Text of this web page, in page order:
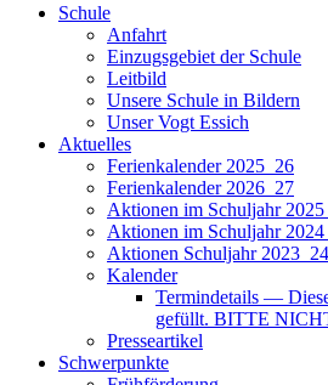
Schule
Anfahrt
Einzugsgebiet der Schule
Leitbild
Unsere Schule in Bildern
Unser Vogt Essich
Aktuelles
Ferienkalender 2025_26
Ferienkalender 2026_27
Aktionen im Schuljahr
Aktionen im Schuljahr
Aktionen Schuljahr 2023_24
Kalender
Termindetails —
gefüllt. BITTE
Presseartikel
Schwerpunkte